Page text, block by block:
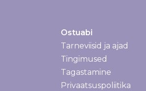
Ostuabi
Tarneviisid ja ajad
Tarneviisid ja ajad
Tingimused
Tagastamine
Privaatsuspoliitika